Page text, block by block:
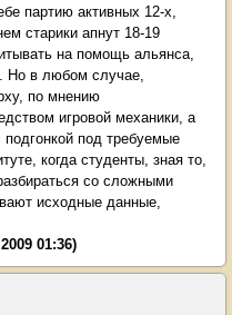
партию активных 12-х,
старики апнут 18-19
на помощь альянса,
Но в любом случае,
по мнению
игровой механики, а
под требуемые
когда студенты, зная то,
со сложными
исходные данные,
01:36)